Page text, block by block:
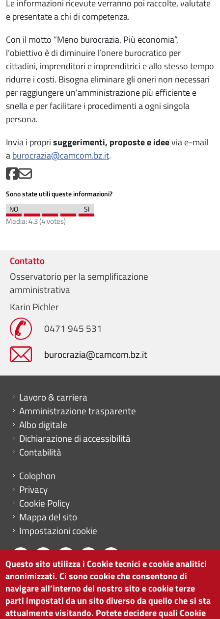
Le informazioni ricevute verranno poi raccolte, valutate
e presentate a chi di competenza.
Con il motto “Meno burocrazia. Più economia”,
l’obiettivo è di diminuire l’onere burocratico per
cittadini, imprenditori e imprenditrici e allo stesso tempo
ridurre i costi. Bisogna eliminare gli oneri non necessari
per raggiungere un’amministrazione più efficiente e
snella e per facilitare i procedimenti a ogni singola
persona.
Invia i proprisuggerimenti, proposte e ideevia e-mail
aburocrazia@camcom.bz.it.
Sono state utili queste informazioni?
Media:4.3(4votes)
Contatto
Osservatorio per la semplificazione
amministrativa
Karin Pichler
0471 945 531
burocrazia@camcom.bz.it
Mini menu di servizio
Lavoro & carriera
Amministrazione trasparente
Albo digitale
Dichiarazione di accessibilità
Contabilità
Menu footer
Colophon
Privacy
Cookie Policy
Mappa del sito
Impostazioni cookie
CAMERA DI COMMERCIO DI BOLZANO
via Alto Adige 60 | I-39100 Bolzano
tel. 0471 945 511 |info@camcom.bz.it
Questo sito utilizza i Cookie tecnici e cookie analitici
anonimizzati. Ci sono cookie che consentono di
navigare all’interno del nostro sito e cookie terze
parti impostati da un sito diverso da quello che si sta
attualmente visitando. Potete decidere quali Cookie